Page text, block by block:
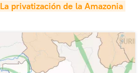
La privatización de la Amazonia